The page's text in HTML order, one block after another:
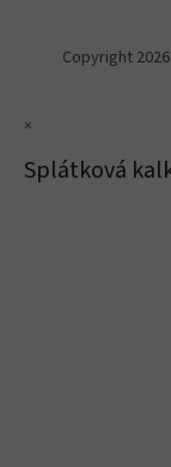
Copyright 2026
×
Splátková